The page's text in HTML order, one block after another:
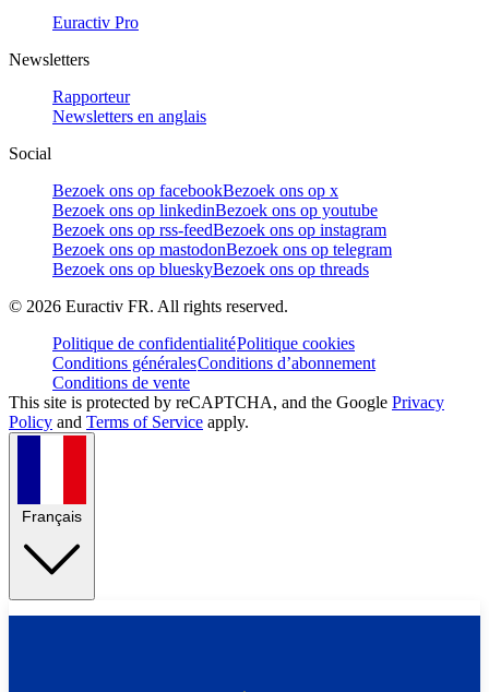
Euractiv Pro
Newsletters
Rapporteur
Newsletters en anglais
Social
Bezoek ons op facebookBezoek ons op x
Bezoek ons op linkedinBezoek ons op youtube
Bezoek ons op rss-feedBezoek ons op instagram
Bezoek ons op mastodonBezoek ons op telegram
Bezoek ons op blueskyBezoek ons op threads
© 2026 Euractiv FR. All rights reserved.
Politique de confidentialitéPolitique cookies
Conditions généralesConditions d’abonnement
Conditions de vente
This site is protected by reCAPTCHA, and the Google Privacy
Policy and Terms of Service apply.
Français